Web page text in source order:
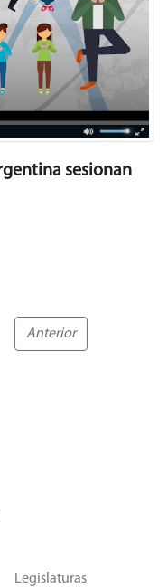
sesionan
Anterior
Legislaturas